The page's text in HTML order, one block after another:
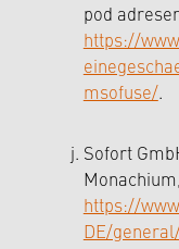
pod
https://
msofuse/.
Sofort
https://
DE/